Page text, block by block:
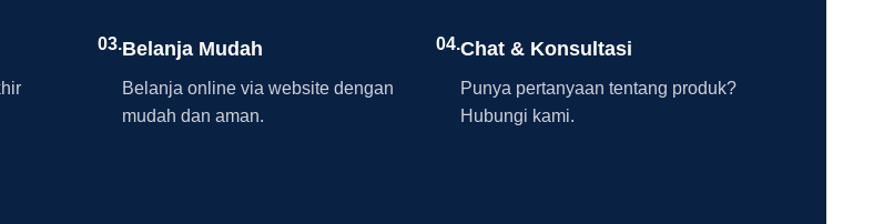
03.Belanja Mudah
Belanja online via website dengan
mudah dan aman.
04.Chat & Konsultasi
Punya pertanyaan tentang produk?
Hubungi kami.